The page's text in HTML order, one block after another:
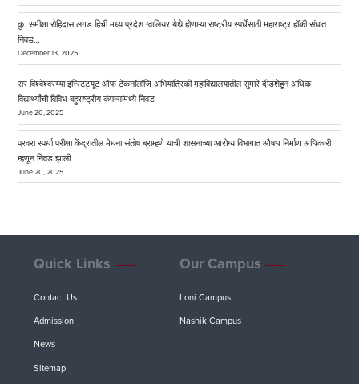
कु. समीक्षा रोहिदास लगड हिची मध्य प्रदेश ग्वालियर येथे होणाऱ्या राष्ट्रीय स्पर्धेसाठी महाराष्ट्र हॉकी संघात
निवड…
December 13, 2025
सर विश्वेश्वरय्या इन्स्टिट्यूट ऑफ टेकनॉलॉजि अभियांत्रिकी महाविद्यालयातील सुमारे दीडशेहून अधिक
विद्यार्थ्यांची विविध बहुराष्ट्रीय कंपन्यांमध्ये निवड
June 20, 2025
प्रवरा स्पर्धा परीक्षा केंद्रातील मेघना संतोष ब्राम्हणे याची शासनाच्या आरोग्य विभागात औषध निर्माण अधिकारी
म्हणून निवड झाली
June 20, 2025
Quick Links
Contact Us
Admission
News
Sitemap
Our Campus
Loni Campus
Nashik Campus